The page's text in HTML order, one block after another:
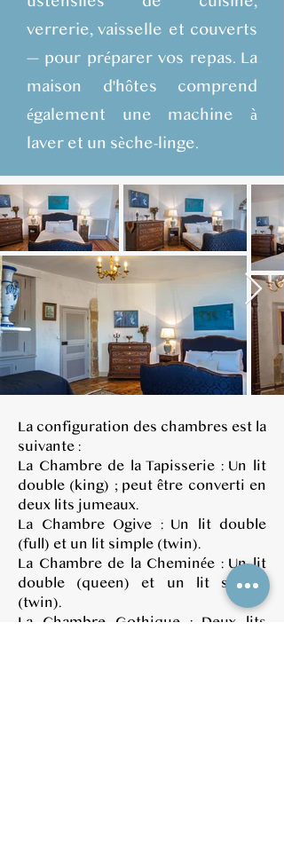
verrerie, vaisselle et couverts
— pour préparer vos repas. La
maison d'hôtes comprend
également une machine à
laver et un sèche-linge.
La configuration des chambres est la
suivante :
La Chambre de la Tapisserie : Un lit
double (king) ; peut être converti en
deux lits jumeaux.
La Chambre Ogive : Un lit double
(full) et un lit simple (twin).
La Chambre de la Cheminée : Un lit
double (queen) et un lit simple
(twin).
La Chambre Gothique : Deux lits